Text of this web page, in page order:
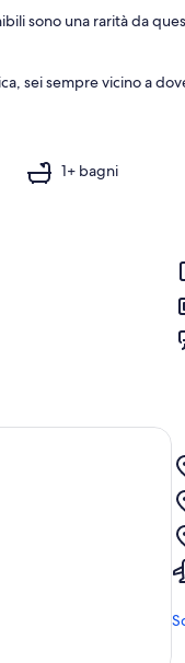
sono una rarità da
sei sempre vicino a
1+ bagni